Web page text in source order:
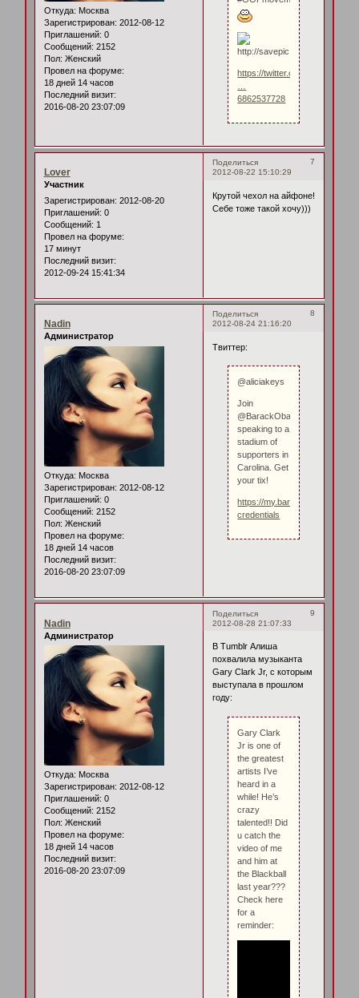
Откуда: Москва
Зарегистрирован: 2012-08-12
Приглашений: 0
Сообщений: 2152
Пол: Женский
Провел на форуме:
18 дней 14 часов
Последний визит:
2016-08-20 23:07:09
https://twitter.com/aliciakeys/
6862537728
Поделиться
7
2012-08-22 15:10:29
Lover
Участник
Зарегистрирован: 2012-08-20
Приглашений: 0
Сообщений: 1
Провел на форуме:
17 минут
Последний визит:
2012-09-24 15:41:34
Крутой чехол на айфоне!
Себе тоже такой хочу)))
Поделиться
8
2012-08-24 21:16:20
Nadin
Администратор
Откуда: Москва
Зарегистрирован: 2012-08-12
Приглашений: 0
Сообщений: 2152
Пол: Женский
Провел на форуме:
18 дней 14 часов
Последний визит:
2016-08-20 23:07:09
Твиттер:
@aliciakeys
Join
@BarackObama
speaking to a
stadium of
supporters in
Carolina. Get
your tix!
https://my.barackobama.com/
credentials
Поделиться
9
2012-08-28 21:07:33
Nadin
Администратор
Откуда: Москва
Зарегистрирован: 2012-08-12
Приглашений: 0
Сообщений: 2152
Пол: Женский
Провел на форуме:
18 дней 14 часов
Последний визит:
2016-08-20 23:07:09
В Tumblr Алиша
похвалила музыканта
Gary Clark Jr, с которым
выступала в прошлом
году:
Gary Clark
Jr is one of
the greatest
artists I’ve
heard in a
while! He’s
crazy
talented!! Did
u catch the
video of me
and him at
the Blackball
last year???
Check here
for a
reminder: